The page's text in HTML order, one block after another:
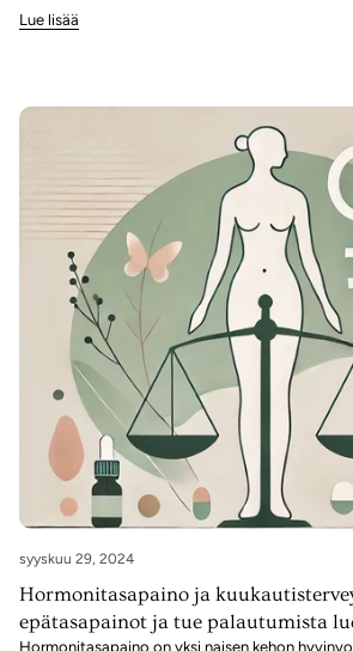
Lue lisää
syyskuu 29, 2024
Hormonitasapaino ja
epätasapainot ja tue palautumista
Hormonitasapaino on yksi naisen kehon